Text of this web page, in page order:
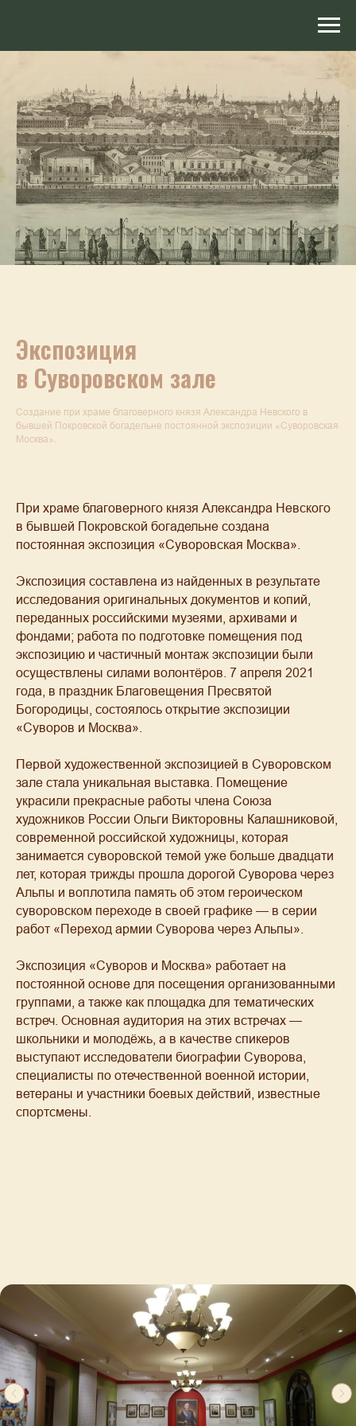
Экспозиция
в Суворовском зале
Создание при храме благоверного князя Александра Невского в
бывшей Покровской богадельне постоянной экспозиции «Суворовская
Москва».
При храме благоверного князя Александра Невского
в бывшей Покровской богадельне создана
постоянная экспозиция «Суворовская Москва».
Экспозиция составлена из найденных в результате
исследования оригинальных документов и копий,
переданных российскими музеями, архивами и
фондами; работа по подготовке помещения под
экспозицию и частичный монтаж экспозиции были
осуществлены силами волонтёров. 7 апреля 2021
года, в праздник Благовещения Пресвятой
Богородицы, состоялось открытие экспозиции
«Суворов и Москва».
Первой художественной экспозицией в Суворовском
зале стала уникальная выставка. Помещение
украсили прекрасные работы члена Союза
художников России Ольги Викторовны Калашниковой,
современной российской художницы, которая
занимается суворовской темой уже больше двадцати
лет, которая трижды прошла дорогой Суворова через
Альпы и воплотила память об этом героическом
суворовском переходе в своей графике — в серии
работ «Переход армии Суворова через Альпы».
Экспозиция «Суворов и Москва» работает на
постоянной основе для посещения организованными
группами, а также как площадка для тематических
встреч. Основная аудитория на этих встречах —
школьники и молодёжь, а в качестве спикеров
выступают исследователи биографии Суворова,
специалисты по отечественной военной истории,
ветераны и участники боевых действий, известные
спортсмены.